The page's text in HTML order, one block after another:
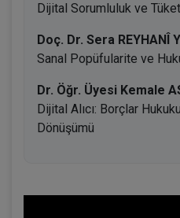
Dijital Sorumluluk ve
Doç. Dr. Sera REYHANÎ
Sanal Popüfularite ve
Dr. Öğr. Üyesi Kemale
Dijital Alıcı: Borçlar
Dönüşümü